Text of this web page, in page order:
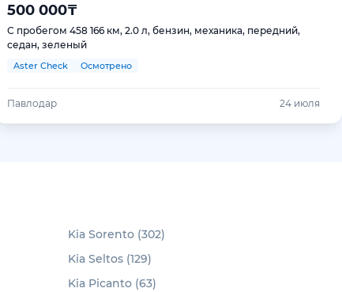
500 000₸
С пробегом 458 166 км, 2.0 л, бензин, механика, передний,
седан, зеленый
Aster Check Осмотрено
Павлодар 24 июля
Kia Sorento (302)
Kia Seltos (129)
Kia Picanto (63)